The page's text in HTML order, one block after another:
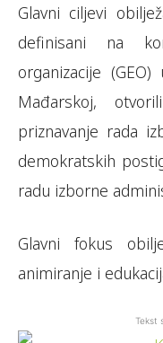
Glavni cilјevi
definisani na
organizacije
Mađarskoj,
priznavanje rada
demokratskih
radu izborne
Glavni fokus
animiranje i
Tekst